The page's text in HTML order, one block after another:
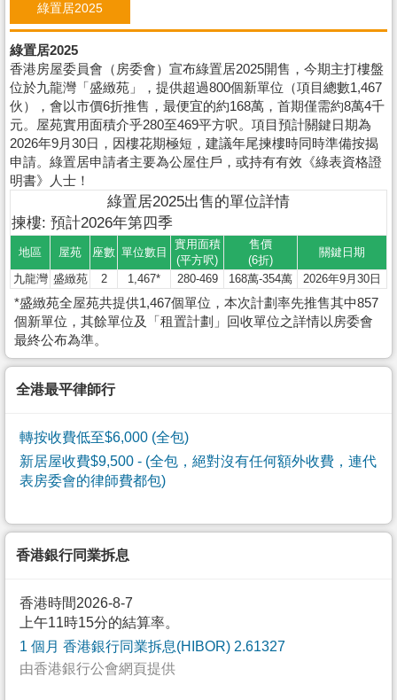
綠置居2025
綠置居2025
香港房屋委員會（房委會）宣布綠置居2025開售，今期主打樓盤
位於九龍灣「盛緻苑」，提供超過800個新單位（項目總數1,467
伙），會以市價6折推售，最便宜的約168萬，首期僅需約8萬4千
元。屋苑實用面積介乎280至469平方呎。項目預計關鍵日期為
2026年9月30日，因樓花期極短，建議年尾揀樓時同時準備按揭
申請。綠置居申請者主要為公屋住戶，或持有有效《綠表資格證
明書》人士！
綠置居2025出售的單位詳情
揀樓: 預計2026年第四季
地區 屋苑 座數 單位數目
實用面積
(平方呎)
售價
(6折)
關鍵日期
九龍灣 盛緻苑 2 1,467* 280-469 168萬-354萬 2026年9月30日
*盛緻苑全屋苑共提供1,467個單位，本次計劃率先推售其中857
個新單位，其餘單位及「租置計劃」回收單位之詳情以房委會
最終公布為準。
全港最平律師行
轉按收費低至$6,000 (全包)
新居屋收費$9,500 - (全包，絕對沒有任何額外收費，連代
表房委會的律師費都包)
香港銀行同業拆息
香港時間2026-8-7
上午11時15分的結算率。
1 個月 香港銀行同業拆息(HIBOR) 2.61327
由香港銀行公會網頁提供